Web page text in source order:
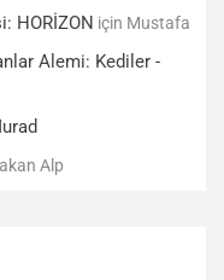
HORİZON için Mustafa
Alemi: Kediler -
Alp